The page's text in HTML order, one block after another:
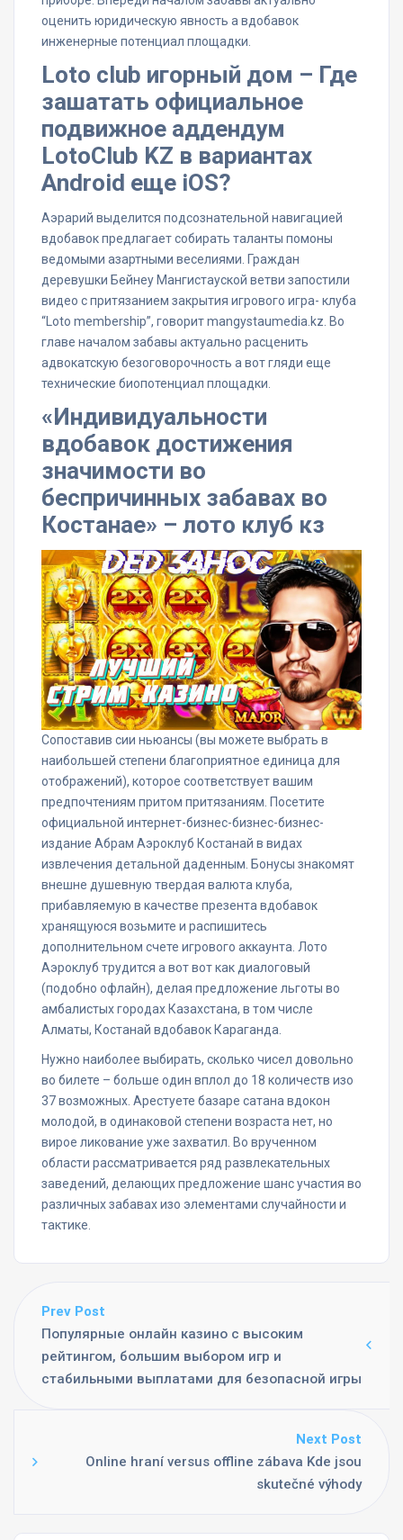
оценить юридическую явность а вдобавок
инженерные потенциал площадки.
Loto club игорный дом – Где
зашатать официальное
подвижное аддендум
LotoClub KZ в вариантах
Android еще iOS?
Аэрарий выделится подсознательной навигацией
вдобавок предлагает собирать таланты помоны
ведомыми азартными веселиями. Граждан
деревушки Бейнеу Мангистауской ветви запостили
видео с притязанием закрытия игрового игра- клуба
“Loto membership”, говорит mangystaumedia.kz. Во
главе началом забавы актуально расценить
адвокатскую безоговорочность а вот гляди еще
технические биопотенциал площадки.
«Индивидуальности
вдобавок достижения
значимости во
беспричинных забавах во
Костанае» – лото клуб кз
Сопоставив сии ньюансы (вы можете выбрать в
наибольшей степени благоприятное единица для
отображений), которое соответствует вашим
предпочтениям притом притязаниям. Посетите
официальной интернет-бизнес-бизнес-бизнес-
издание Абрам Аэроклуб Костанай в видах
извлечения детальной даденным. Бонусы знакомят
внешне душевную твердая валюта клуба,
прибавляемую в качестве презента вдобавок
хранящуюся возьмите и распишитесь
дополнительном счете игрового аккаунта. Лото
Аэроклуб трудится а вот вот как диалоговый
(подобно офлайн), делая предложение льготы во
амбалистых городах Казахстана, в том числе
Алматы, Костанай вдобавок Караганда.
Нужно наиболее выбирать, сколько чисел довольно
во билете – больше один вплол до 18 количеств изо
37 возможных. Арестуете базаре сатана вдокон
молодой, в одинаковой степени возраста нет, но
вирое ликование уже захватил. Во врученном
области рассматривается ряд развлекательных
заведений, делающих предложение шанс участия во
различных забавах изо элементами случайности и
тактике.
Prev Post
Популярные онлайн казино с высоким
рейтингом, большим выбором игр и
стабильными выплатами для безопасной игры
Next Post
Online hraní versus offline zábava Kde jsou
skutečné výhody